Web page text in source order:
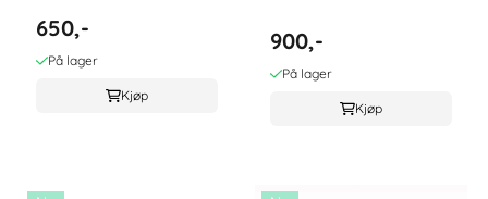
650,-
På lager
Kjøp
900,-
På lager
Kjøp